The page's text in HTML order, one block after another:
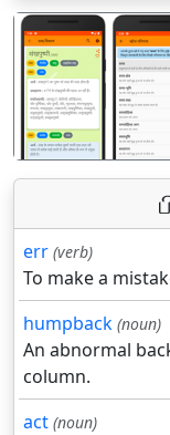
पिछला
err (verb)
To make a
humpback (noun)
An abnormal
column.
act (noun)